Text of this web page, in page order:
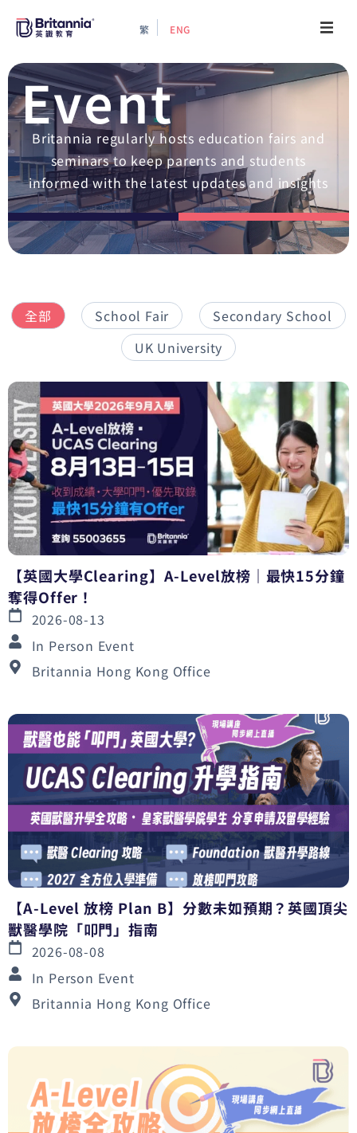
繁 ENG
About
Events
Study Guide
Study Info
Services
Contact Us
Event
Britannia regularly hosts education fairs and
seminars to keep parents and students
informed with the latest updates and insights
全部 School Fair
Secondary School
UK University
【英國大學Clearing】A-Level放榜｜最快15分鐘
奪得Offer！
2026-08-13
In Person Event
Britannia Hong Kong Office
【A-Level 放榜 Plan B】分數未如預期？英國頂尖
獸醫學院「叩門」指南
2026-08-08
In Person Event
Britannia Hong Kong Office